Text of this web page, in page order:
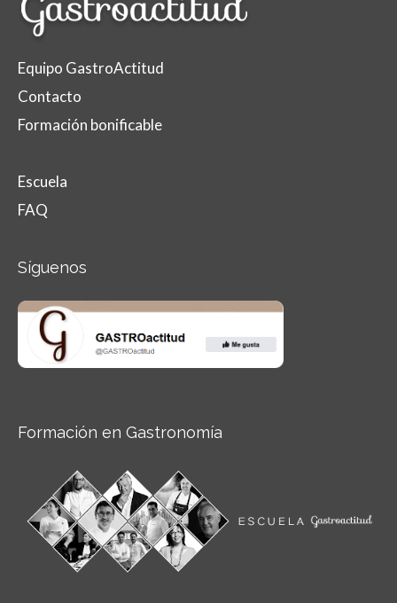
Equipo GastroActitud
Contacto
Formación bonificable
Escuela
FAQ
Síguenos
Formación en Gastronomía